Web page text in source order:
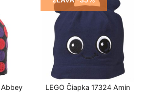
Abbey LEGO Čiapka 17324 Amin